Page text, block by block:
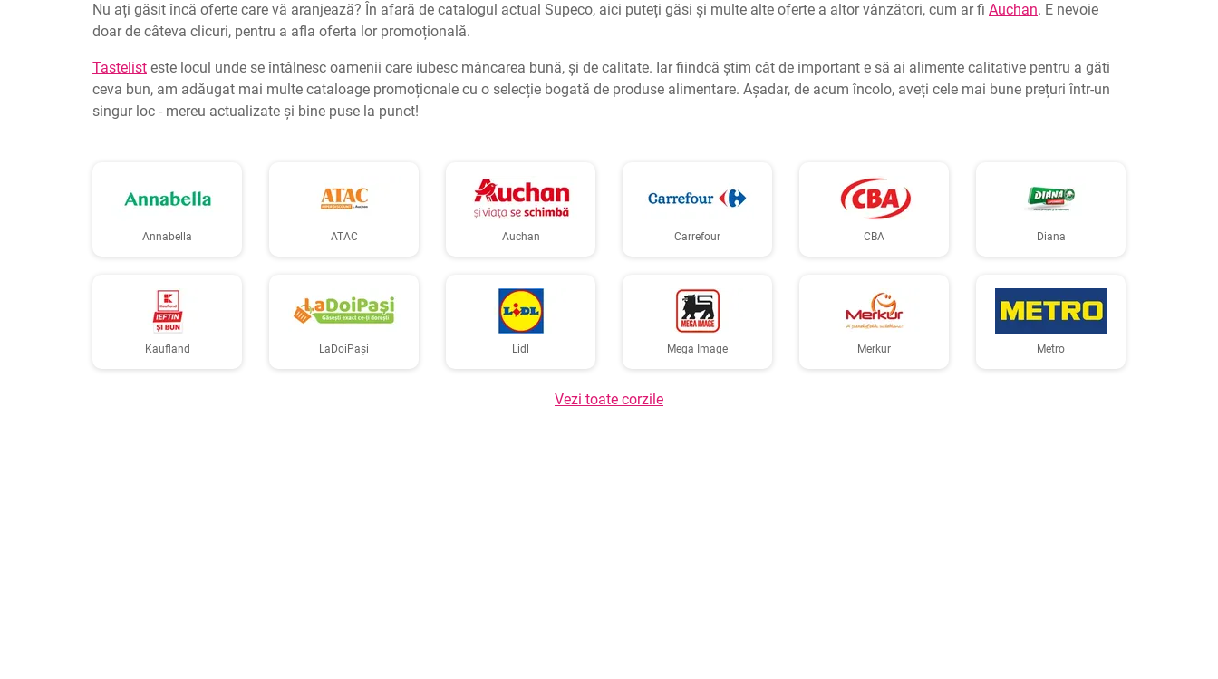
Nu ați găsit încă oferte care vă aranjează? În afară de catalogul actual Supeco, aici puteți găsi și multe alte oferte a altor vânzători, cum ar fi Auchan. E nevoie
doar de câteva clicuri, pentru a afla oferta lor promoțională.
Tastelist este locul unde se întâlnesc oamenii care iubesc mâncarea bună, și de calitate. Iar fiindcă știm cât de important e să ai alimente calitative pentru a găti
ceva bun, am adăugat mai multe cataloage promoționale cu o selecție bogată de produse alimentare. Așadar, de acum încolo, aveți cele mai bune prețuri într-un
singur loc - mereu actualizate și bine puse la punct!
Annabella ATAC Auchan Carrefour CBA Diana
Kaufland LaDoiPași Lidl Mega Image Merkur Metro
Vezi toate corzile